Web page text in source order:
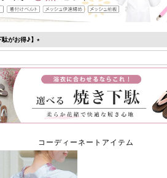
がお得♪】
(必